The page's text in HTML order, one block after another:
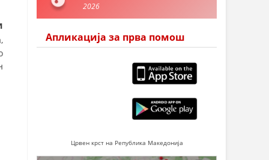
2026
Апликација за прва помош
Црвен крст на Република Македонија